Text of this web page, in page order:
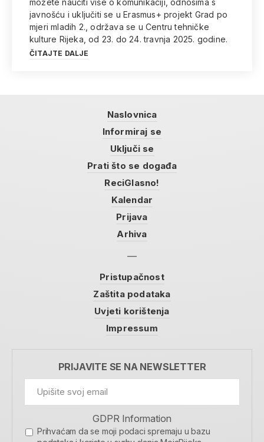
možete naučiti više o komunikaciji, odnosima s
javnošću i uključiti se u Erasmus+ projekt Grad po
mjeri mladih 2., održava se u Centru tehničke
kulture Rijeka, od 23. do 24. travnja 2025. godine.
ČITAJTE DALJE
Naslovnica
Informiraj se
Uključi se
Prati što se događa
ReciGlasno!
Kalendar
Prijava
Arhiva
Pristupačnost
Zaštita podataka
Uvjeti korištenja
Impressum
PRIJAVITE SE NA NEWSLETTER
GDPR Information
Prihvaćam da se moji podaci spremaju u bazu